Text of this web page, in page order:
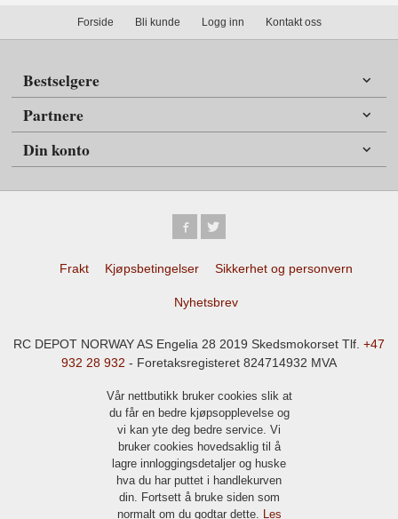
Forside Bli kunde Logg inn Kontakt oss
Bestselgere
Partnere
Din konto
Frakt Kjøpsbetingelser Sikkerhet og personvern
Nyhetsbrev
RC DEPOT NORWAY AS Engelia 28 2019 Skedsmokorset Tlf. +47
932 28 932 - Foretaksregisteret 824714932 MVA
Vår nettbutikk bruker cookies slik at
du får en bedre kjøpsopplevelse og
vi kan yte deg bedre service. Vi
bruker cookies hovedsaklig til å
lagre innloggingsdetaljer og huske
hva du har puttet i handlekurven
din. Fortsett å bruke siden som
normalt om du godtar dette. Les